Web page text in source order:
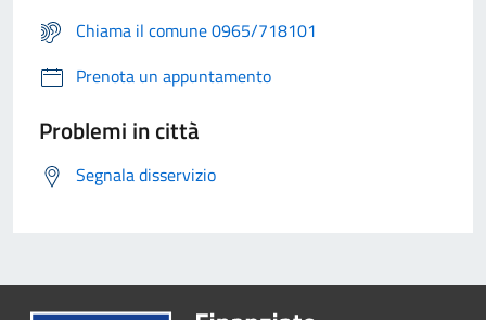
Chiama il comune 0965/718101
Prenota un appuntamento
Problemi in città
Segnala disservizio